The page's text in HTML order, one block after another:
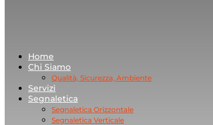
Home
Chi Siamo
Qualità, Sicurezza, Ambiente
Servizi
Segnaletica
Segnaletica Orizzontale
Segnaletica Verticale